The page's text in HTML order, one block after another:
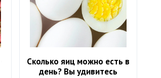
Сколько яиц можно есть в
день? Вы удивитесь